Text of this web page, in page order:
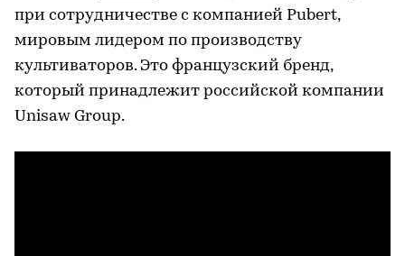
при сотрудничестве с компанией Pubert,
мировым лидером по производству
культиваторов. Это французский бренд,
который принадлежит российской компании
Unisaw Group.